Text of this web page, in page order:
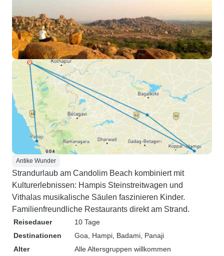
Antike Wunder
Strandurlaub am Candolim Beach kombiniert mit
Kulturerlebnissen: Hampis Steinstreitwagen und
Vithalas musikalische Säulen faszinieren Kinder.
Familienfreundliche Restaurants direkt am Strand.
Reisedauer
10 Tage
Destinationen
Goa , Hampi , Badami , Panaji
Alter
Alle Altersgruppen willkommen